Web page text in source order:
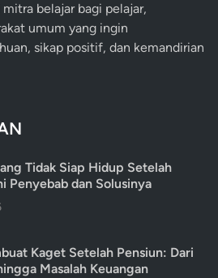
belajar bagi pelajar,
umum yang ingin
sikap positif, dan kemandirian
Tidak Siap Hidup Setelah
Penyebab dan Solusinya
Kaget Setelah Pensiun: Dari
Masalah Keuangan